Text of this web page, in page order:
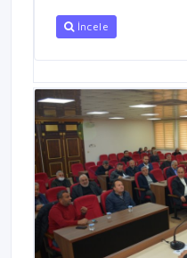
İncele